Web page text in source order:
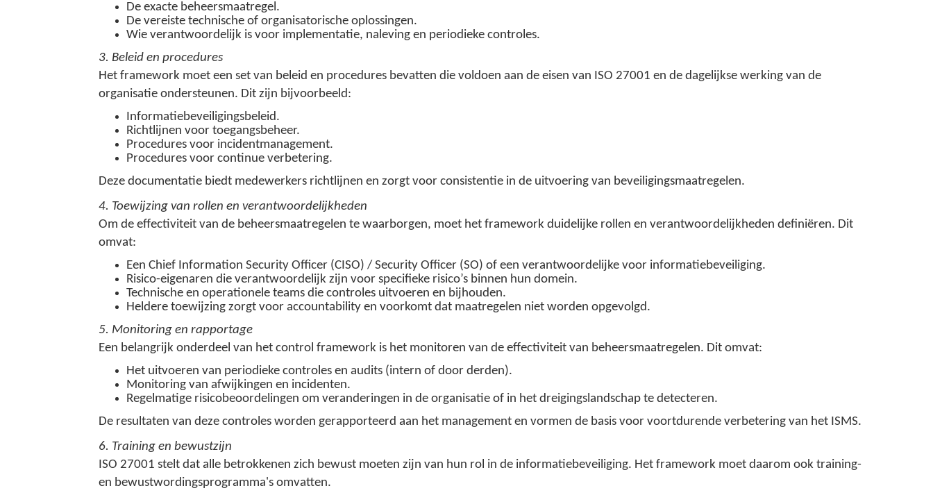
De exacte beheersmaatregel.
De vereiste technische of organisatorische oplossingen.
Wie verantwoordelijk is voor implementatie, naleving en periodieke controles.
3. Beleid en procedures
Het framework moet een set van beleid en procedures bevatten die voldoen aan de eisen van ISO 27001 en de dagelijkse werking van de
organisatie ondersteunen. Dit zijn bijvoorbeeld:
Informatiebeveiligingsbeleid.
Richtlijnen voor toegangsbeheer.
Procedures voor incidentmanagement.
Procedures voor continue verbetering.
Deze documentatie biedt medewerkers richtlijnen en zorgt voor consistentie in de uitvoering van beveiligingsmaatregelen.
4. Toewijzing van rollen en verantwoordelijkheden
Om de effectiviteit van de beheersmaatregelen te waarborgen, moet het framework duidelijke rollen en verantwoordelijkheden definiëren. Dit
omvat:
Een Chief Information Security Officer (CISO) / Security Officer (SO) of een verantwoordelijke voor informatiebeveiliging.
Risico-eigenaren die verantwoordelijk zijn voor specifieke risico’s binnen hun domein.
Technische en operationele teams die controles uitvoeren en bijhouden.
Heldere toewijzing zorgt voor accountability en voorkomt dat maatregelen niet worden opgevolgd.
5. Monitoring en rapportage
Een belangrijk onderdeel van het control framework is het monitoren van de effectiviteit van beheersmaatregelen. Dit omvat:
Het uitvoeren van periodieke controles en audits (intern of door derden).
Monitoring van afwijkingen en incidenten.
Regelmatige risicobeoordelingen om veranderingen in de organisatie of in het dreigingslandschap te detecteren.
De resultaten van deze controles worden gerapporteerd aan het management en vormen de basis voor voortdurende verbetering van het ISMS.
6. Training en bewustzijn
ISO 27001 stelt dat alle betrokkenen zich bewust moeten zijn van hun rol in de informatiebeveiliging. Het framework moet daarom ook training-
en bewustwordingsprogramma's omvatten.